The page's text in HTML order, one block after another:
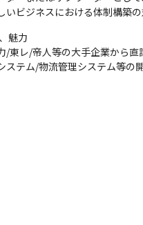
いビジネスにおける体制構築
魅力
/東レ/帝人等の大手企業から直
ステム/物流管理システム等の